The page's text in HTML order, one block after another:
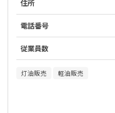
住所
電話番号
従業員数
灯油販売 軽油販売